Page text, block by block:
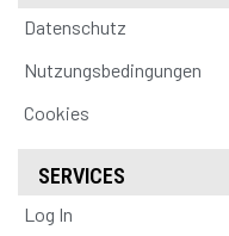
Datenschutz
Nutzungsbedingungen
Cookies
SERVICES
Log In